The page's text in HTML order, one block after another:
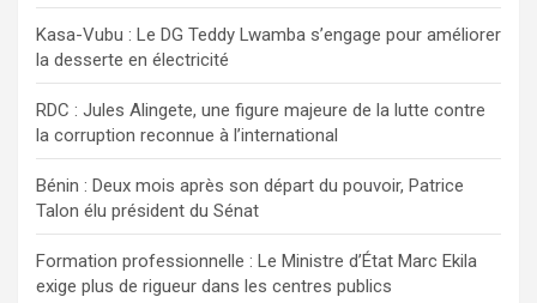
r
Kasa-Vubu : Le DG Teddy Lwamba s’engage pour améliorer
la desserte en électricité
RDC : Jules Alingete, une figure majeure de la lutte contre
la corruption reconnue à l’international
Bénin : Deux mois après son départ du pouvoir, Patrice
Talon élu président du Sénat
Formation professionnelle : Le Ministre d’État Marc Ekila
exige plus de rigueur dans les centres publics